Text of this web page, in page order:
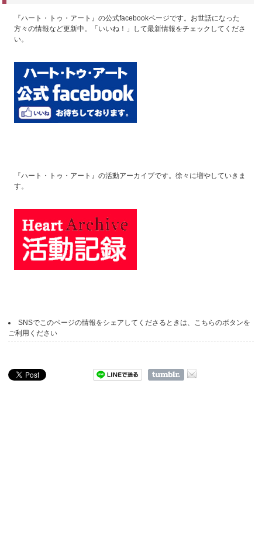
『ハート・トゥ・アート』の公式facebookページです。お世話になった
方々の情報など更新中。「いいね！」して最新情報をチェックしてくださ
い。
『ハート・トゥ・アート』の活動アーカイブです。徐々に増やしていきま
す。
SNSでこのページの情報をシェアしてくださるときは、こちらのボタンを
ご利用ください